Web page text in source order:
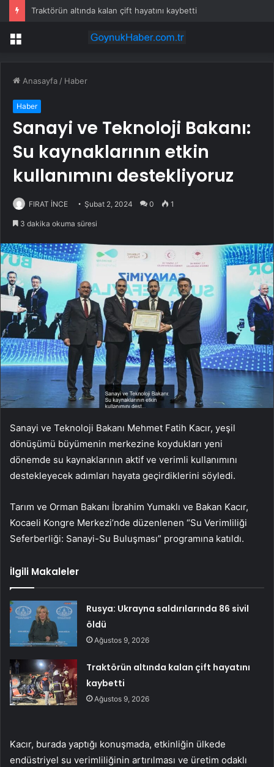
Traktörün altında kalan çift hayatını kaybetti
Menü
Anasayfa / Haber
Haber
Sanayi ve Teknoloji Bakanı:
Su kaynaklarının etkin
kullanımını destekliyoruz
FIRAT İNCE Şubat 2, 2024 0 1
3 dakika okuma süresi
Sanayi ve Teknoloji Bakanı Mehmet Fatih Kacır, yeşil
dönüşümü büyümenin merkezine koydukları yeni
dönemde su kaynaklarının aktif ve verimli kullanımını
destekleyecek adımları hayata geçirdiklerini söyledi.
Tarım ve Orman Bakanı İbrahim Yumaklı ve Bakan Kacır,
Kocaeli Kongre Merkezi’nde düzenlenen “Su Verimliliği
Seferberliği: Sanayi-Su Buluşması” programına katıldı.
İlgili Makaleler
Rusya: Ukrayna saldırılarında 86 sivil
öldü
Ağustos 9, 2026
Traktörün altında kalan çift hayatını
kaybetti
Ağustos 9, 2026
Kacır, burada yaptığı konuşmada, etkinliğin ülkede
endüstriyel su verimliliğinin artırılması ve üretim odaklı